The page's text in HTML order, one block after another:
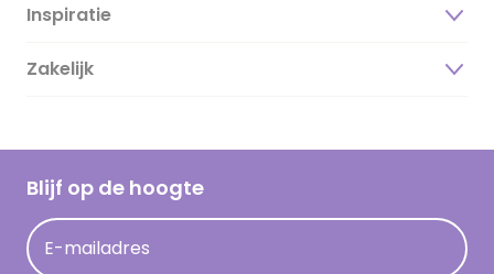
Over ons
Duurzaamheid
Hallmark Kaartclub
Acties
Persberichten
Inspiratie
Magazine
Cadeau inspiratie
Kaartinspiratie
Zakelijk
Blijf op de hoogte
E-mailadres